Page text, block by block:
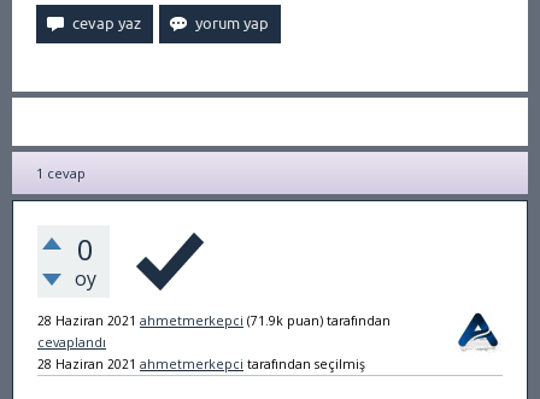
1 cevap
0
oy
28 Haziran 2021 ahmetmerkepci (71.9k puan) tarafından
cevaplandı
28 Haziran 2021 ahmetmerkepci tarafından seçilmiş